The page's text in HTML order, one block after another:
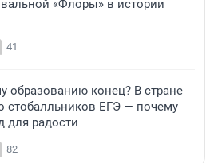
«Флоры» в истории
41
образованию конец? В стране
стобалльников ЕГЭ — почему
для радости
82